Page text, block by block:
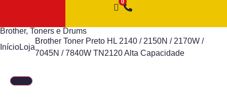
Brother, Toners e Drums
InícioLoja
Brother Toner Preto HL 2140 / 2150N / 2170W /
7045N / 7840W TN2120 Alta Capacidade